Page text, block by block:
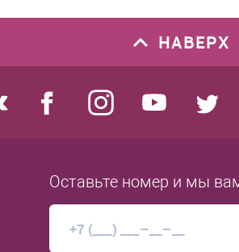
НАВЕРХ
Оставьте номер и мы